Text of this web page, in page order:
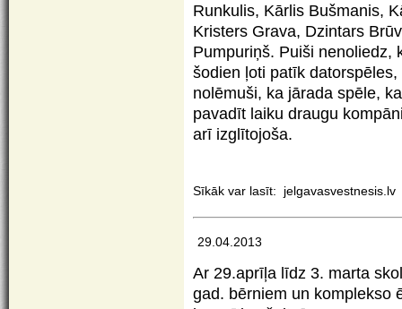
Runkulis, Kārlis Bušmanis,
Kristers Grava, Dzintars
Pumpuriņš. Puiši nenoliedz,
šodien ļoti patīk datorspēles,
nolēmuši, ka jārada spēle,
pavadīt laiku draugu
arī izglītojoša.
Sīkāk var lasīt: jelgavasvestnesis.lv
29.04.2013
Ar 29.aprīļa līdz 3. marta
gad. bērniem un komplekso